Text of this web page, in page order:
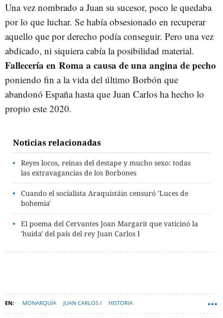
Una vez nombrado a Juan su sucesor, poco le quedaba
por lo que luchar. Se había obsesionado en recuperar
aquello que por derecho podía conseguir. Pero una vez
abdicado, ni siquiera cabía la posibilidad material.
Fallecería en Roma a causa de una angina de pecho
poniendo fin a la vida del último Borbón que
abandonó España hasta que Juan Carlos ha hecho lo
propio este 2020.
Noticias relacionadas
Reyes locos, reinas del destape y mucho sexo: todas
las extravagancias de los Borbones
Cuando el socialista Araquistáin censuró 'Luces de
bohemia'
El poema del Cervantes Joan Margarit que vaticinó la
'huida' del país del rey Juan Carlos I
MONARQUÍA JUAN CARLOS I HISTORIA